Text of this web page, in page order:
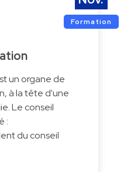
Formation
un organe de
à la tête d'une
Le conseil
:
du conseil